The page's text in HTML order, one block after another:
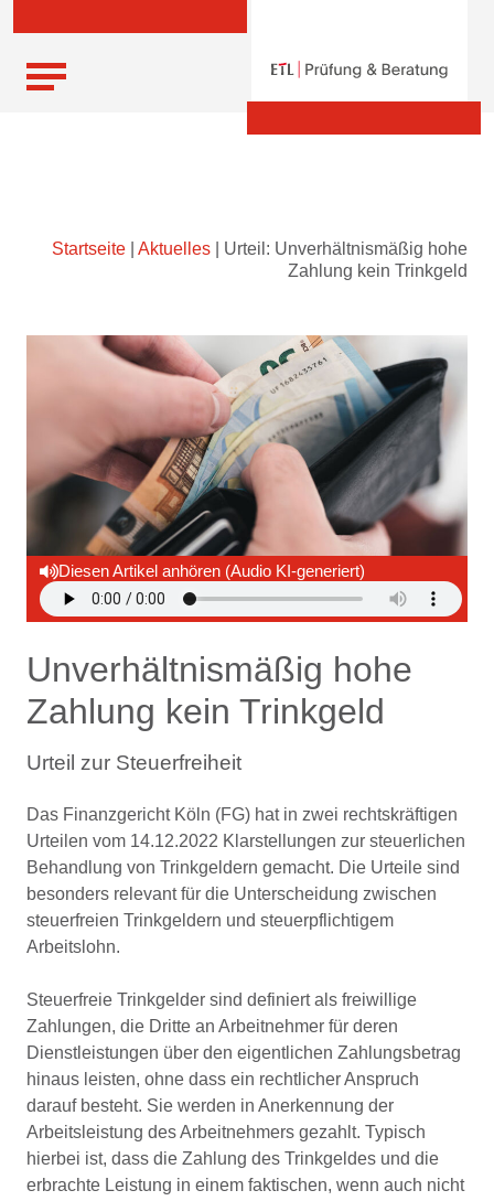
Startseite Aktuelles
Urteil: Unverhältnismäßig hohe
Zahlung kein Trinkgeld
Diesen Artikel anhören (Audio KI-generiert)
Unverhältnismäßig hohe
Zahlung kein Trinkgeld
Urteil zur Steuerfreiheit
Das Finanzgericht Köln (FG) hat in zwei rechtskräftigen
Urteilen vom 14.12.2022 Klarstellungen zur steuerlichen
Behandlung von Trinkgeldern gemacht. Die Urteile sind
besonders relevant für die Unterscheidung zwischen
steuerfreien Trinkgeldern und steuerpflichtigem
Arbeitslohn.
Steuerfreie Trinkgelder sind definiert als freiwillige
Zahlungen, die Dritte an Arbeitnehmer für deren
Dienstleistungen über den eigentlichen Zahlungsbetrag
hinaus leisten, ohne dass ein rechtlicher Anspruch
darauf besteht. Sie werden in Anerkennung der
Arbeitsleistung des Arbeitnehmers gezahlt. Typisch
hierbei ist, dass die Zahlung des Trinkgeldes und die
erbrachte Leistung in einem faktischen, wenn auch nicht